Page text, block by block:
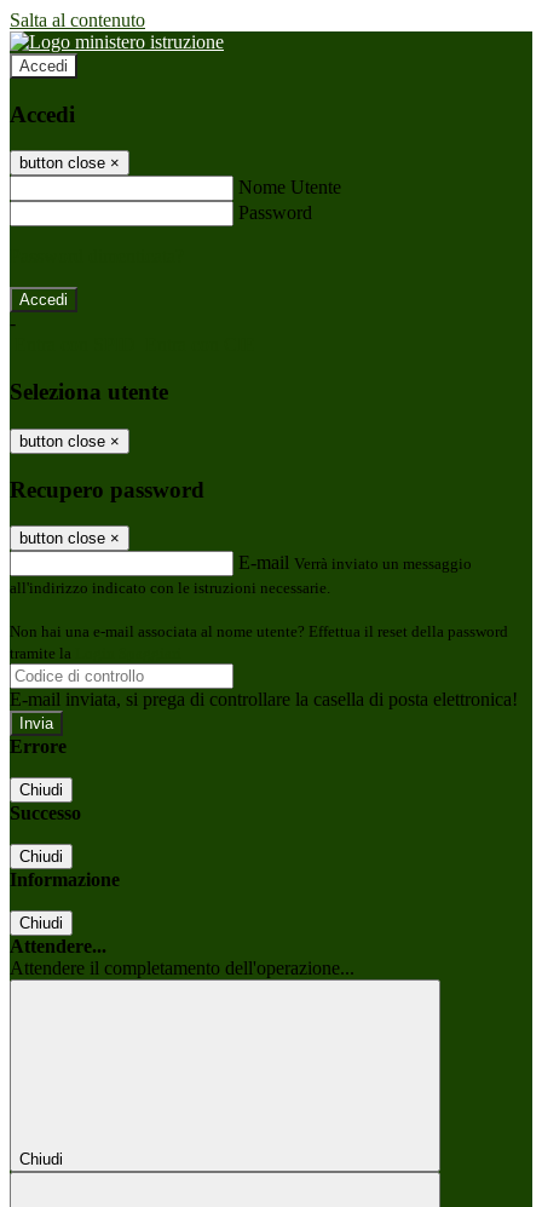
Salta al contenuto
Accedi
Accedi
button close ×
Nome Utente
Password
-
Seleziona utente
button close ×
Recupero password
button close ×
E-mail Verrà inviato un messaggio
all'indirizzo indicato con le istruzioni necessarie.
Non hai una e-mail associata al nome utente? Effettua il reset della password
tramite la
E-mail inviata, si prega di controllare la casella di posta elettronica!
Errore
Chiudi
Successo
Chiudi
Informazione
Chiudi
Attendere...
Attendere il completamento dell'operazione...
Chiudi